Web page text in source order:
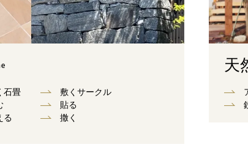
石畳
敷くサークル
貼る
る
撒く
天